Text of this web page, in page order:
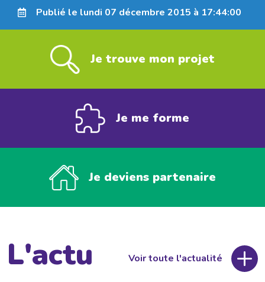
Publié le lundi 07 décembre 2015 à 17:44:00
Je trouve mon projet
Je me forme
Je deviens partenaire
L'actu Voir toute l'actualité